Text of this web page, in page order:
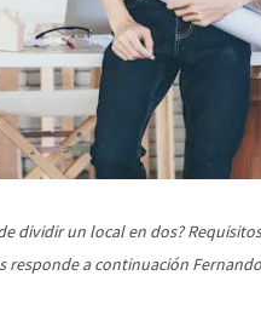
dividir un local en dos?
responde a continuación